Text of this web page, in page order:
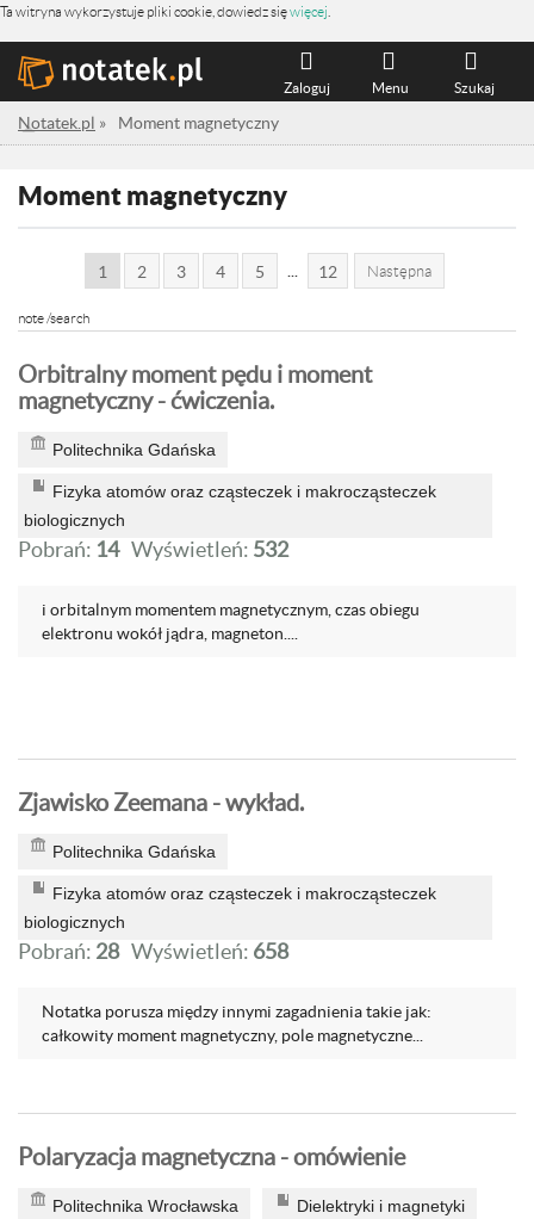
Ta witryna wykorzystuje pliki cookie, dowiedz sięwięcej
Szukaj
Menu
Zaloguj
Notatek.pl » Moment magnetyczny
Moment magnetyczny
1 2 3 4 5 12 Następna
note /search
Orbitralny moment pędu i moment
magnetyczny - ćwiczenia.
Politechnika Gdańska
Fizyka atomów oraz cząsteczek i makrocząsteczek
biologicznych
Pobrań: 14 Wyświetleń: 532
i orbitalnym momentem magnetycznym, czas obiegu
elektronu wokół jądra, magneton....
Zjawisko Zeemana - wykład.
Politechnika Gdańska
Fizyka atomów oraz cząsteczek i makrocząsteczek
biologicznych
Pobrań: 28 Wyświetleń: 658
Notatka porusza między innymi zagadnienia takie jak:
całkowity moment magnetyczny, pole magnetyczne...
Polaryzacja magnetyczna - omówienie
Politechnika Wrocławska Dielektryki i magnetyki